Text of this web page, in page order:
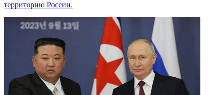
территорию России.